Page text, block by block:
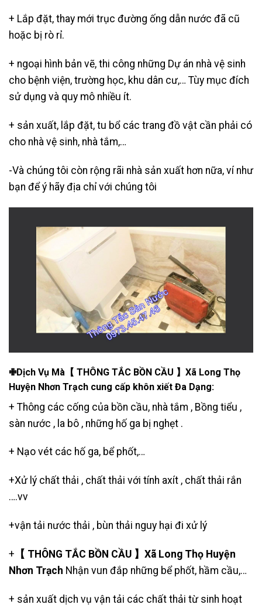
+ Lắp đặt, thay mới trục đường ống dẫn nước đã cũ
hoặc bị rò rỉ.
+ ngoại hình bản vẽ, thi công những Dự án nhà vệ sinh
cho bệnh viện, trường học, khu dân cư,… Tùy mục đích
sử dụng và quy mô nhiều ít.
+ sản xuất, lắp đặt, tu bổ các trang đồ vật cần phải có
cho nhà vệ sinh, nhà tắm,…
-Và chúng tôi còn rộng rãi nhà sản xuất hơn nữa, ví như
bạn để ý hãy địa chỉ với chúng tôi
✙Dịch Vụ Mà【 THÔNG TẮC BỒN CẦU 】Xã Long Thọ
Huyện Nhơn Trạch cung cấp khôn xiết Đa Dạng:
+ Thông các cống của bồn cầu, nhà tắm , Bồng tiểu ,
sàn nước , la bô , những hố ga bị nghẹt .
+ Nạo vét các hố ga, bể phốt,…
+Xử lý chất thải , chất thải với tính axít , chất thải rắn
….vv
+vận tải nước thải , bùn thải nguy hại đi xử lý
+ 【 THÔNG TẮC BỒN CẦU 】Xã Long Thọ Huyện
Nhơn Trạch Nhận vun đắp những bể phốt, hầm cầu,…
+ sản xuất dịch vụ vận tải các chất thải từ sinh hoạt